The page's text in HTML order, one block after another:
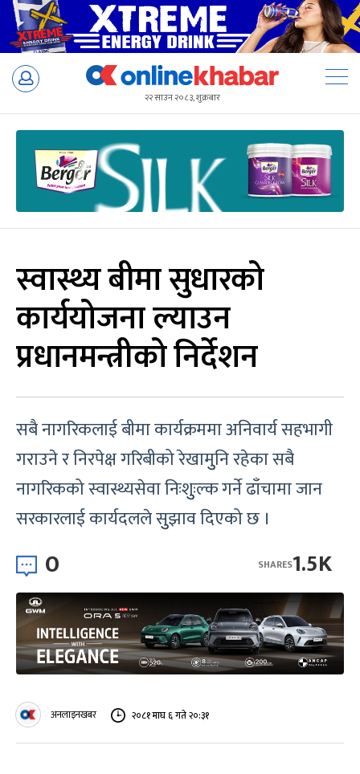
Skip
२२ साउन २०८३, शुक्रबार
स्वास्थ्य बीमा सुधारको
कार्ययोजना ल्याउन
प्रधानमन्त्रीको निर्देशन
सबै नागरिकलाई बीमा कार्यक्रममा अनिवार्य सहभागी
गराउने र निरपेक्ष गरिबीको रेखामुुनि रहेका सबै
नागरिकको स्वास्थ्यसेवा निःशुुःल्क गर्ने ढाँचामा जान
सरकारलाई कार्यदलले सुुझाव दिएको छ ।
0 1.5K
SHARES
अनलाइनखबर २०८१ माघ ६ गते २०:३१